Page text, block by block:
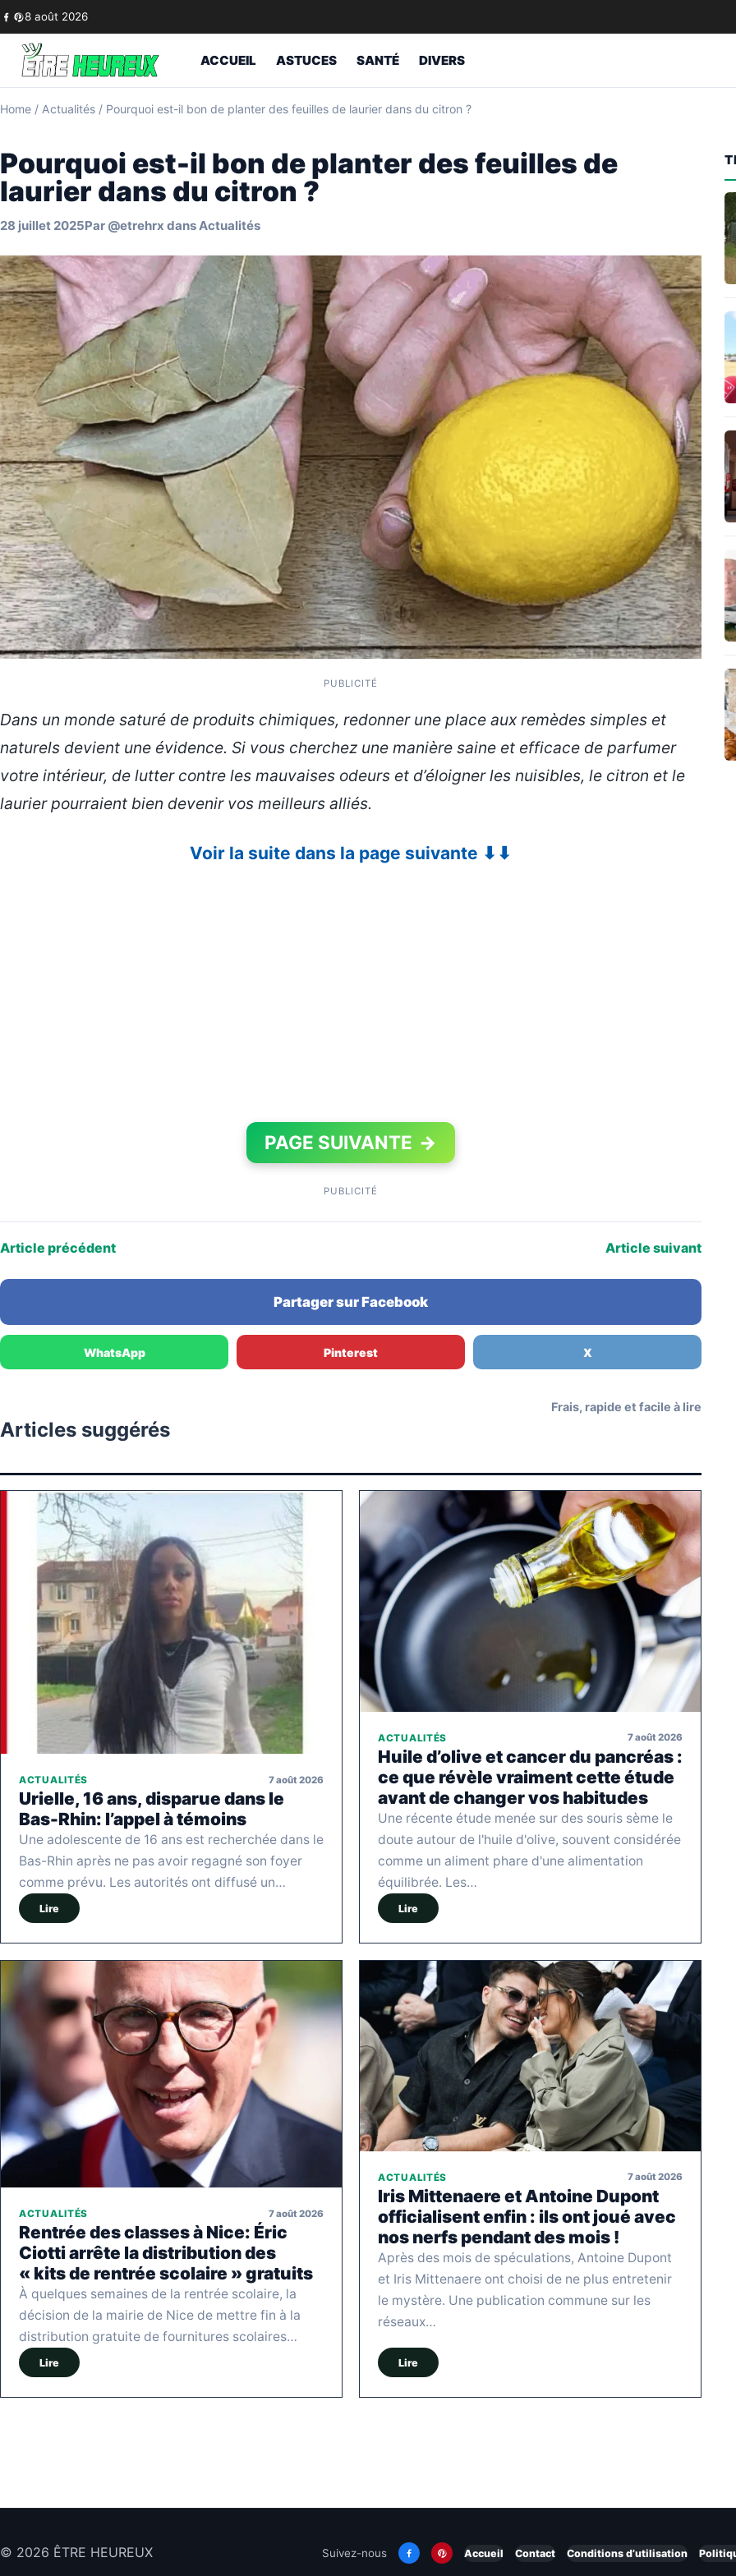
Skip to content
8 août 2026
ACCUEIL ASTUCES SANTÉ DIVERS
Home / Actualités / Pourquoi est-il bon de planter des feuilles de laurier dans du citron ?
Pourquoi est-il bon de planter des feuilles de
laurier dans du citron ?
28 juillet 2025Par @etrehrx dansActualités
PUBLICITÉ
Dans un monde saturé de produits chimiques, redonner une place aux remèdes simples et
naturels devient une évidence. Si vous cherchez une manière saine et efficace de parfumer
votre intérieur, de lutter contre les mauvaises odeurs et d’éloigner les nuisibles, le citron et le
laurier pourraient bien devenir vos meilleurs alliés.
Voir la suite dans la page suivante ⬇⬇
PAGE SUIVANTE →
PUBLICITÉ
Article précédent Article suivant
Partager sur Facebook
WhatsApp Pinterest X
Articles suggérés
Frais, rapide et facile à lire
ACTUALITÉS 7 août 2026
Urielle, 16 ans, disparue dans le
Bas-Rhin: l’appel à témoins
Une adolescente de 16 ans est recherchée dans le
Bas-Rhin après ne pas avoir regagné son foyer
comme prévu. Les autorités ont diffusé un…
Lire
ACTUALITÉS 7 août 2026
Huile d’olive et cancer du pancréas :
ce que révèle vraiment cette étude
avant de changer vos habitudes
Une récente étude menée sur des souris sème le
doute autour de l'huile d'olive, souvent considérée
comme un aliment phare d'une alimentation
équilibrée. Les…
Lire
ACTUALITÉS 7 août 2026
Rentrée des classes à Nice: Éric
Ciotti arrête la distribution des
« kits de rentrée scolaire » gratuits
À quelques semaines de la rentrée scolaire, la
décision de la mairie de Nice de mettre fin à la
distribution gratuite de fournitures scolaires…
Lire
ACTUALITÉS 7 août 2026
Iris Mittenaere et Antoine Dupont
officialisent enfin : ils ont joué avec
nos nerfs pendant des mois !
Après des mois de spéculations, Antoine Dupont
et Iris Mittenaere ont choisi de ne plus entretenir
le mystère. Une publication commune sur les
réseaux…
Lire
© 2026 ÊTRE HEUREUX Suivez-nous Accueil Contact Conditions d’utilisation